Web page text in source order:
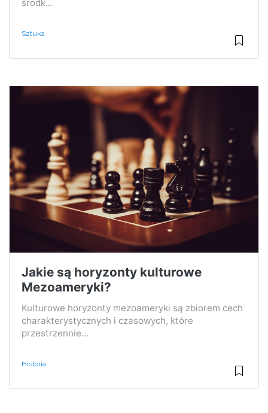
środk...
Sztuka
Jakie są horyzonty kulturowe
Mezoameryki?
Kulturowe horyzonty mezoameryki są zbiorem cech
charakterystycznych i czasowych, które
przestrzennie...
Historia